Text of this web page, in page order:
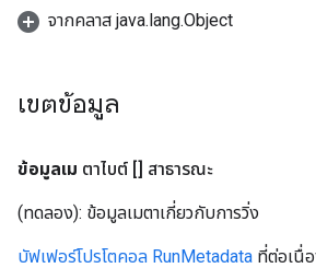
จากคลาส java.lang.Object
เขตข้อมูล
ข้อมูลเม ตาไบต์ [] สาธารณะ
(ทดลอง): ข้อมูลเมตาเกี่ยวกับการวิ่ง
บัฟเฟอร์โปรโตคอล RunMetadata ที่ต่อเนื่